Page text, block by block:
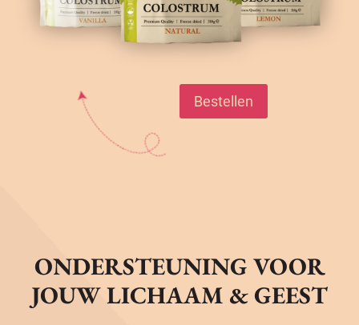
Bestellen
ONDERSTEUNING VOOR
JOUW LICHAAM & GEEST